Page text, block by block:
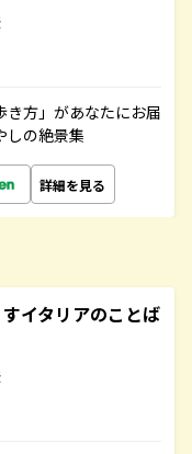
方」があなたにお届
しの絶景集
詳細を見る
イタリアのことば